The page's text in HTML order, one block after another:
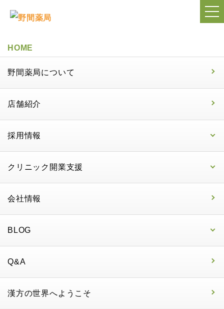
HOME
野間薬局について
店舗紹介
採用情報
クリニック開業支援
会社情報
BLOG
Q&A
漢方の世界へようこそ